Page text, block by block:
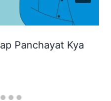
Panchayat Kya